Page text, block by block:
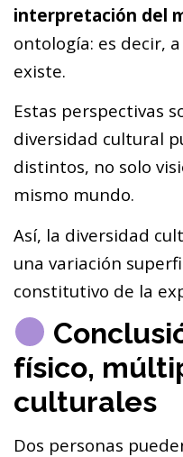
interpretación del
ontología: es decir,
existe.
Estas perspectivas
diversidad cultural
distintos, no solo
mismo mundo.
Así, la diversidad
una variación
constitutivo de la
físico,
culturales
Dos personas